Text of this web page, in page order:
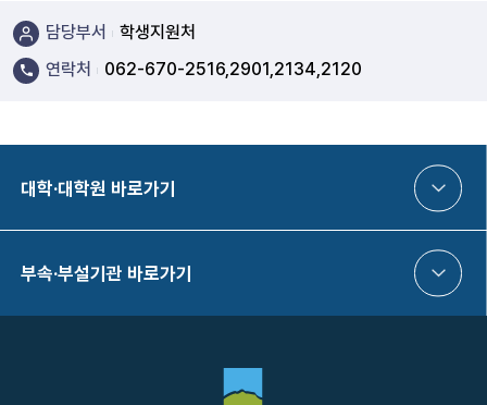
담당부서
학생지원처
연락처
062-670-2516,2901,2134,2120
대학·대학원 바로가기
부속·부설기관 바로가기